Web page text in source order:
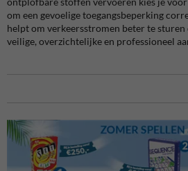
om een gevoelige toegangsbeperking
helpt om verkeersstromen beter te sturen
veilige, overzichtelijke en professioneel